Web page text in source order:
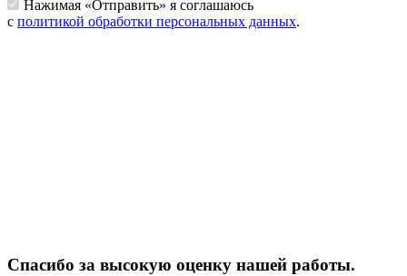
Нажимая «Отправить» я соглашаюсь
с политикой обработки персональных данных.
Спасибо за высокую оценку нашей работы.